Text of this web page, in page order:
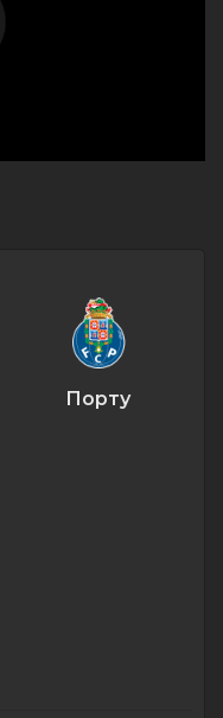
Порту